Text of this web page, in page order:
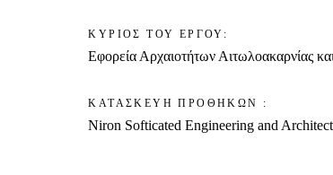
ΚΥΡΙΟΣ ΤΟΥ ΕΡΓΟΥ:
Εφορεία Αρχαιοτήτων Αιτωλοακαρνίας
ΚΑΤΑΣΚΕΥΗ ΠΡΟΘΗΚΩΝ :
Niron Softicated Engineering and